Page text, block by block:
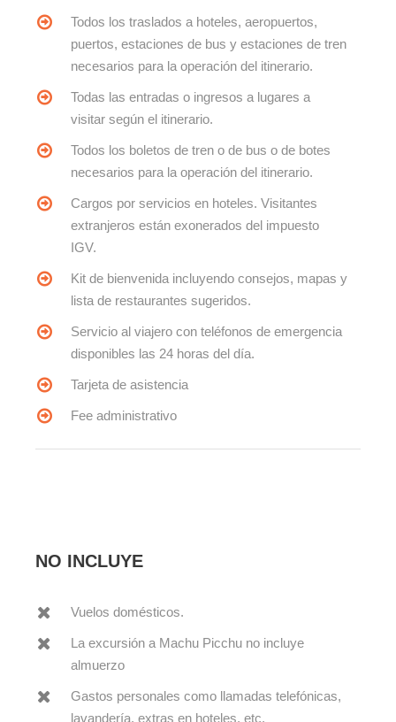
Todos los traslados a hoteles, aeropuertos,
puertos, estaciones de bus y estaciones de tren
necesarios para la operación del itinerario.
Todas las entradas o ingresos a lugares a
visitar según el itinerario.
Todos los boletos de tren o de bus o de botes
necesarios para la operación del itinerario.
Cargos por servicios en hoteles. Visitantes
extranjeros están exonerados del impuesto
IGV.
Kit de bienvenida incluyendo consejos, mapas y
lista de restaurantes sugeridos.
Servicio al viajero con teléfonos de emergencia
disponibles las 24 horas del día.
Tarjeta de asistencia
Fee administrativo
NO INCLUYE
Vuelos domésticos.
La excursión a Machu Picchu no incluye
almuerzo
Gastos personales como llamadas telefónicas,
lavandería, extras en hoteles, etc.